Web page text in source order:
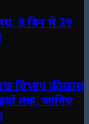
8 दिन में 29
विभाग की खास
तक, जानिए